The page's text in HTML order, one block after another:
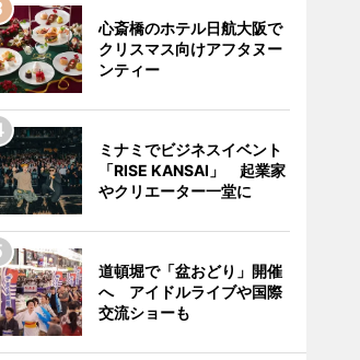
心斎橋のホテル日航大阪で
クリスマス向けアフタヌー
ンティー
ミナミでビジネスイベント
「RISE KANSAI」 起業家
やクリエーター一堂に
道頓堀で「盆おどり」開催
へ アイドルライブや国際
交流ショーも